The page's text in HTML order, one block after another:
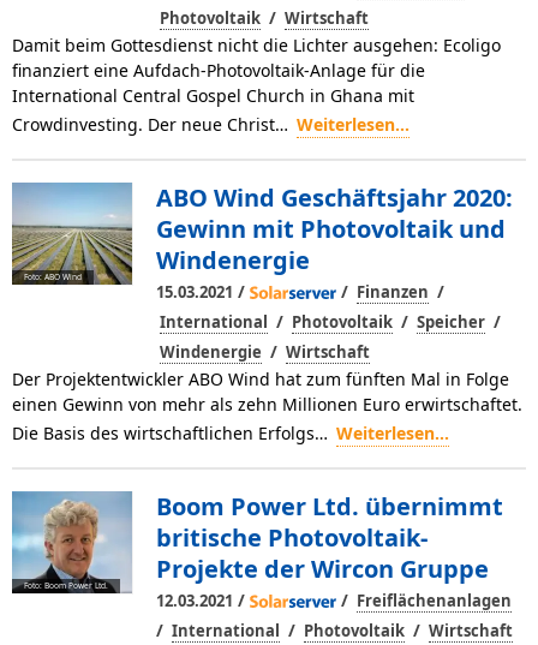
Photovoltaik / Wirtschaft
Damit beim Gottesdienst nicht die Lichter ausgehen: Ecoligo
finanziert eine Aufdach-Photovoltaik-Anlage für die
International Central Gospel Church in Ghana mit
Crowdinvesting. Der neue Christ… Weiterlesen...
Foto: ABO Wind
ABO Wind Geschäftsjahr 2020:
Gewinn mit Photovoltaik und
Windenergie
15.03.2021 / / Finanzen /
International / Photovoltaik / Speicher /
Windenergie / Wirtschaft
Der Projektentwickler ABO Wind hat zum fünften Mal in Folge
einen Gewinn von mehr als zehn Millionen Euro erwirtschaftet.
Die Basis des wirtschaftlichen Erfolgs… Weiterlesen...
Foto: Boom Power Ltd.
Boom Power Ltd. übernimmt
britische Photovoltaik-
Projekte der Wircon Gruppe
12.03.2021 / / Freiflächenanlagen
/ International / Photovoltaik / Wirtschaft